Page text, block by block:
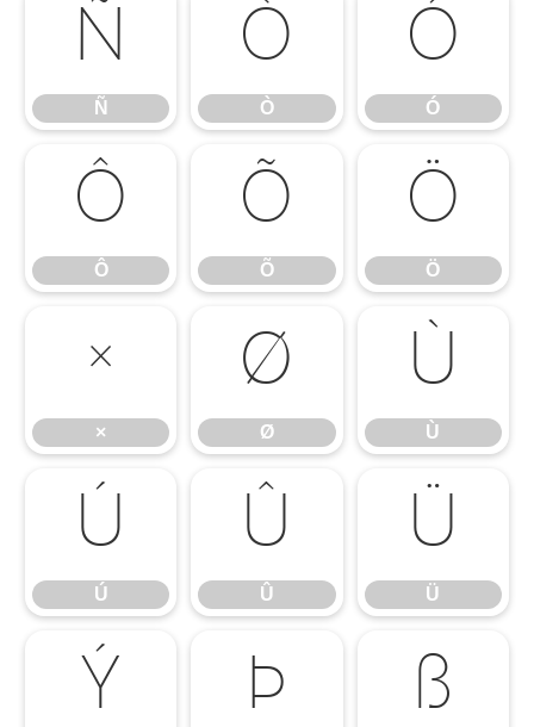
Ñ
Ñ
Ò
Ò
Ó
Ó
Ô
Ô
Õ
Õ
Ö
Ö
×
×
Ø
Ø
Ù
Ù
Ú
Ú
Û
Û
Ü
Ü
Ý Þ ß